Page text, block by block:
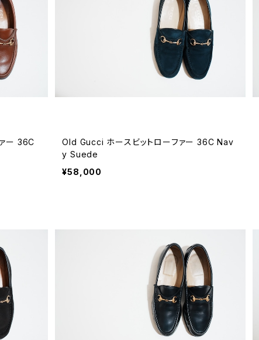
ー 36C
Old Gucci ホースビットローファー 36C Nav
y Suede
¥58,000